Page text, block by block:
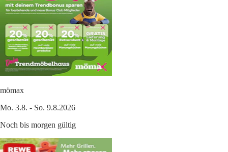
mömax
Mo. 3.8. - So. 9.8.2026
Noch bis morgen gültig